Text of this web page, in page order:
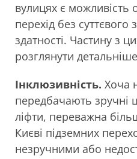
вулицях є можливість
перехід без
здатності. Частину з
розглянути
Інклюзивність. Хоча
передбачають зручні
ліфти, переважна
Києві підземних
незручними або